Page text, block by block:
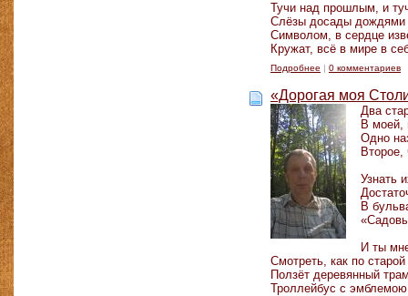
Тучи над прошлым, и
Слёзы досады дождями
Символом, в сердце
Кружат, всё в мире в
Подробнее | 0 комментариев
«Дорогая моя
Два
В моей,
Одно
Узнать
В
И ты
Смотреть, как по
Ползёт деревянный
Троллейбус с